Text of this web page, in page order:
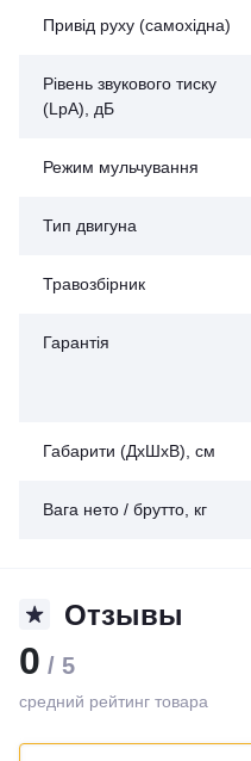
Привід руху (самохідна)
Рівень звукового тиску
(LpA), дБ
Режим мульчування
Тип двигуна
Травозбірник
Гарантія
Габарити (ДхШхВ), см
Вага нето / брутто, кг
Отзывы
0 / 5
средний рейтинг товара